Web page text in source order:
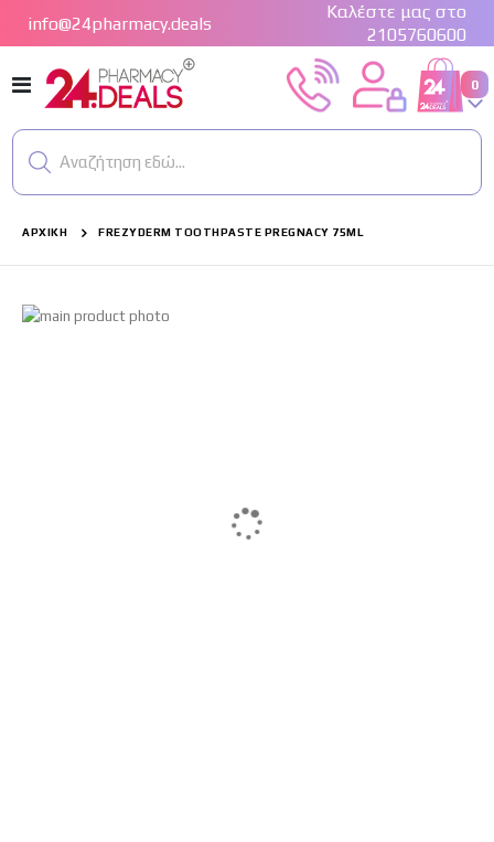
info@24pharmacy.deals
Καλέστε μας στο
2105760600
Εναλλαγή
Πλοήγησης
Cart
0
Αναζήτηση εδώ...
ΑΡΧΙΚΉ FREZYDERM TOOTHPASTE PREGNACY 75ML
Μετάβαση